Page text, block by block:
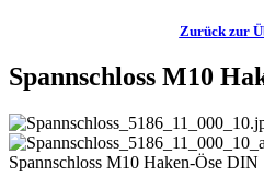
Zurück zur
Spannschloss M10
Spannschloss M10 Haken-Öse